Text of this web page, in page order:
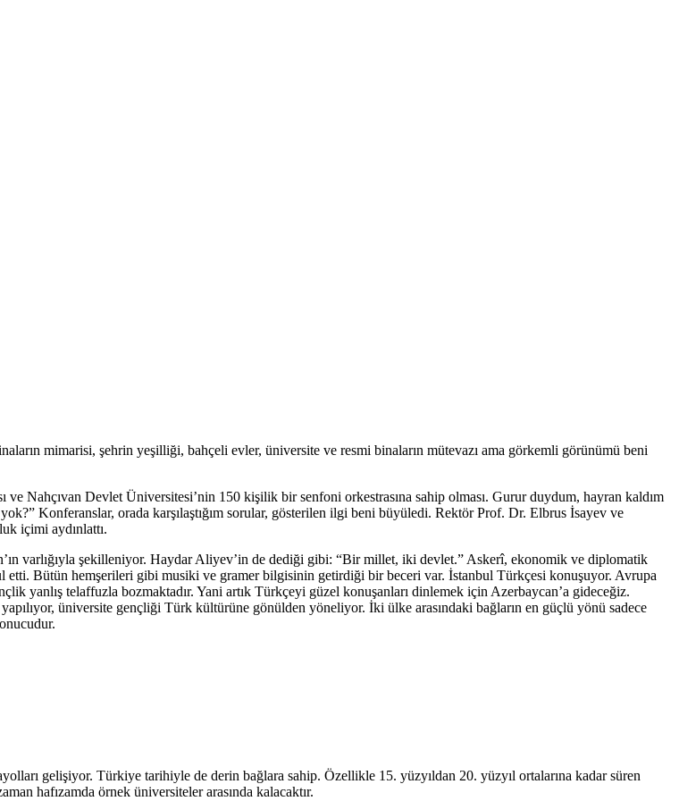
mimarisi, şehrin yeşilliği, bahçeli evler, üniversite ve resmi binaların mütevazı ama görkemli görünümü beni
ve Nahçıvan Devlet Üniversitesi’nin 150 kişilik bir senfoni orkestrasına sahip olması. Gurur duydum, hayran kaldım
Konferanslar, orada karşılaştığım sorular, gösterilen ilgi beni büyüledi. Rektör Prof. Dr. Elbrus İsayev ve
içimi aydınlattı.
varlığıyla şekilleniyor. Haydar Aliyev’in de dediği gibi: “Bir millet, iki devlet.” Askerî, ekonomik ve diplomatik
Bütün hemşerileri gibi musiki ve gramer bilgisinin getirdiği bir beceri var. İstanbul Türkçesi konuşuyor. Avrupa
yanlış telaffuzla bozmaktadır. Yani artık Türkçeyi güzel konuşanları dinlemek için Azerbaycan’a gideceğiz.
üniversite gençliği Türk kültürüne gönülden yöneliyor. İki ülke arasındaki bağların en güçlü yönü sadece
gelişiyor. Türkiye tarihiyle de derin bağlara sahip. Özellikle 15. yüzyıldan 20. yüzyıl ortalarına kadar süren
hafızamda örnek üniversiteler arasında kalacaktır.